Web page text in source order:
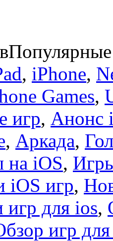
Популярные
, iPhone,
Games,
игр, Анонс
, Аркада,
на iOS,
iOS игр,
игр для ios,
игр